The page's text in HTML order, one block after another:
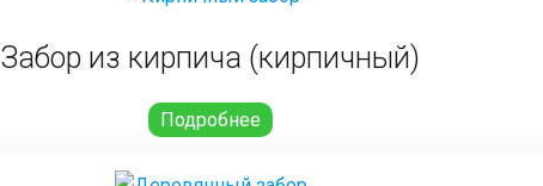
Забор из кирпича (кирпичный)
Подробнее